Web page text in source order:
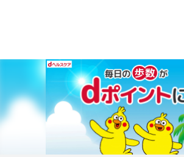
また滑り止めゴムは透明で目立たないので、
[POINT3]薄くて弾力性のあるシースルーレー
薄くて弾力性のある生地は、まるで素足のよ
レース以外の生地はメッシュで透けているた